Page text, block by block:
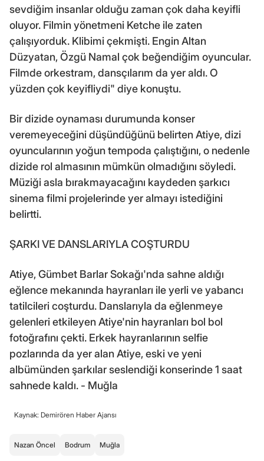
sevdiğim insanlar olduğu zaman çok daha keyifli
oluyor. Filmin yönetmeni Ketche ile zaten
çalışıyorduk. Klibimi çekmişti. Engin Altan
Düzyatan, Özgü Namal çok beğendiğim oyuncular.
Filmde orkestram, dansçılarım da yer aldı. O
yüzden çok keyifliydi" diye konuştu.
Bir dizide oynaması durumunda konser
veremeyeceğini düşündüğünü belirten Atiye, dizi
oyuncularının yoğun tempoda çalıştığını, o nedenle
dizide rol almasının mümkün olmadığını söyledi.
Müziği asla bırakmayacağını kaydeden şarkıcı
sinema filmi projelerinde yer almayı istediğini
belirtti.
ŞARKI VE DANSLARIYLA COŞTURDU
Atiye, Gümbet Barlar Sokağı'nda sahne aldığı
eğlence mekanında hayranları ile yerli ve yabancı
tatilcileri coşturdu. Danslarıyla da eğlenmeye
gelenleri etkileyen Atiye'nin hayranları bol bol
fotoğrafını çekti. Erkek hayranlarının selfie
pozlarında da yer alan Atiye, eski ve yeni
albümünden şarkılar seslendiği konserinde 1 saat
sahnede kaldı. - Muğla
Kaynak: Demirören Haber Ajansı
Nazan Öncel Bodrum Muğla